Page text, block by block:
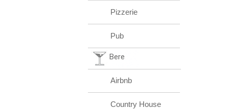
Pizzerie
Pub
Bere
Airbnb
Country House